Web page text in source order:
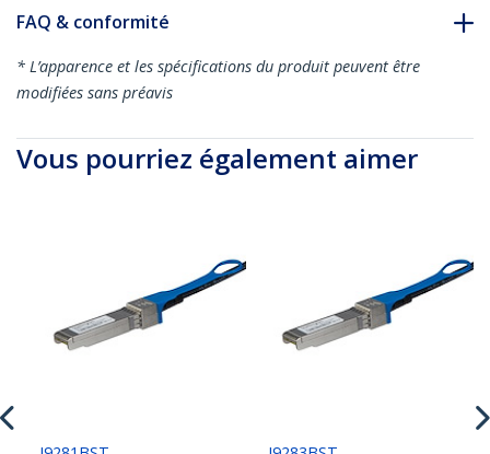
FAQ & conformité
* L’apparence et les spécifications du produit peuvent être
modifiées sans préavis
Vous pourriez également aimer